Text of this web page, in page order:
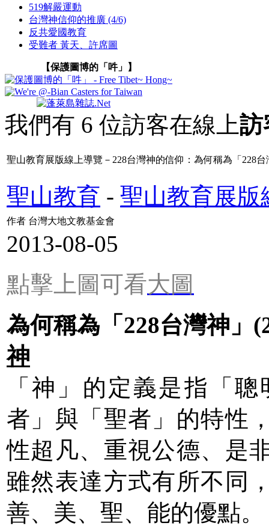
519解嚴運動
台灣神信仰的推廣 (4/6)
反共愛國教育
受難者 黃天、許席圖
【保護圖博的「吽」】
我們有 6 位訪客在線上訪
聖山教育展版線上導覽－228台灣神的信仰：為何稱為「228台
聖山教育 - 聖山教育展版
作者 台灣大地文教基金會
2013-08-05
點擊上圖可看大圖
為何稱為「228台灣神」
神
「神」的定義是指「
者」與「聖者」的特性
性超凡、重視公德、是
雖然表達方式有所不同
善、美、聖、能的優點。